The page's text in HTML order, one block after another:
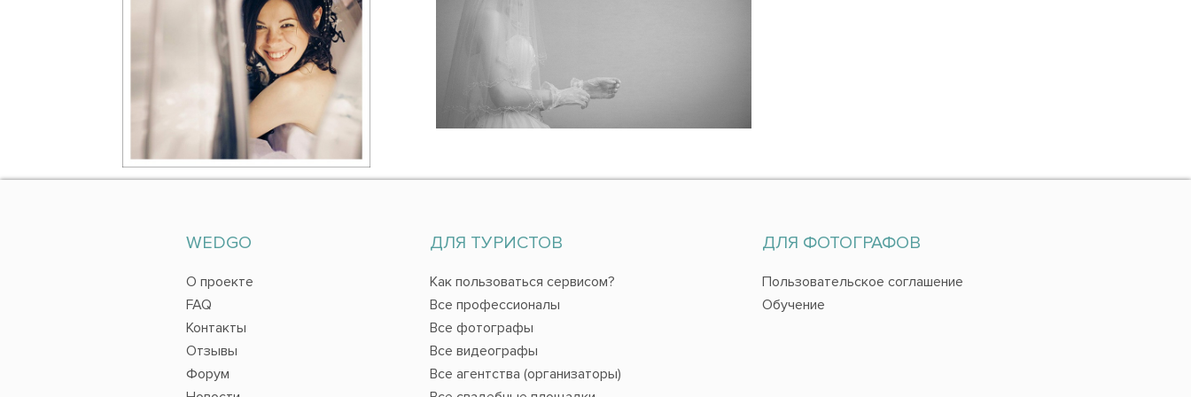
WEDGO
О проекте
FAQ
Контакты
Отзывы
Форум
ДЛЯ ТУРИСТОВ
Как пользоваться сервисом?
Все профессионалы
Все фотографы
Все видеографы
Все агентства (организаторы)
ДЛЯ ФОТОГРАФОВ
Пользовательское соглашение
Обучение